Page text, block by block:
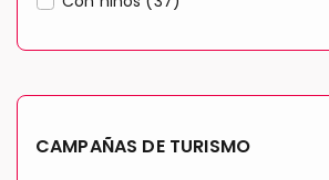
CAMPAÑAS DE TURISMO